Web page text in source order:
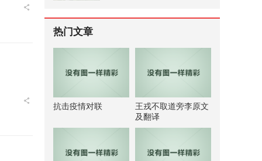
热门文章
抗击疫情对联
王戎不取道旁李原文
及翻译